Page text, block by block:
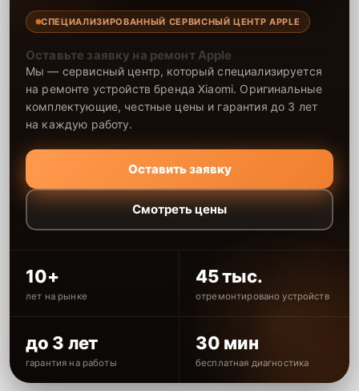
СПЕЦИАЛИЗИРОВАННЫЙ СЕРВИСНЫЙ ЦЕНТР APPLE
Оставьте заявку на ремонт Apple
Мы — сервисный центр, который специализируется
на ремонте устройств бренда Xiaomi. Оригинальные
комплектующие, честные цены и гарантия до 3 лет
на каждую работу.
Оставить заявку
Смотреть цены
10+
лет на рынке
45 тыс.
отремонтировано устройств
до 3 лет
гарантия на работы
30 мин
бесплатная диагностика